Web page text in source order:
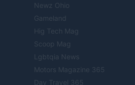
Newz Ohio
Gameland
Hig Tech Mag
Scoop Mag
Lgbtqia News
Motors Magazine 365
Day Travel 365